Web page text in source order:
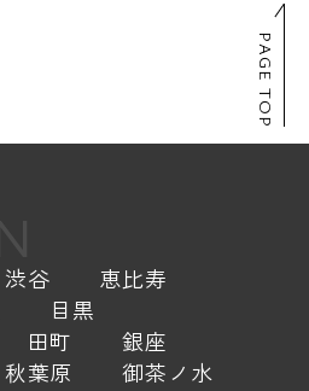
PAGE TOP
渋谷
恵比寿
目黒
田町
銀座
秋葉原
御茶ノ水